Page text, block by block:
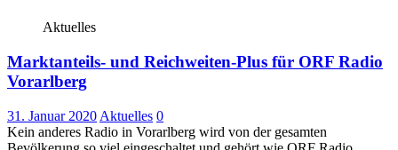
Aktuelles
Marktanteils- und Reichweiten-Plus für ORF Radio
Vorarlberg
31. Januar 2020 Aktuelles 0
Kein anderes Radio in Vorarlberg wird von der gesamten